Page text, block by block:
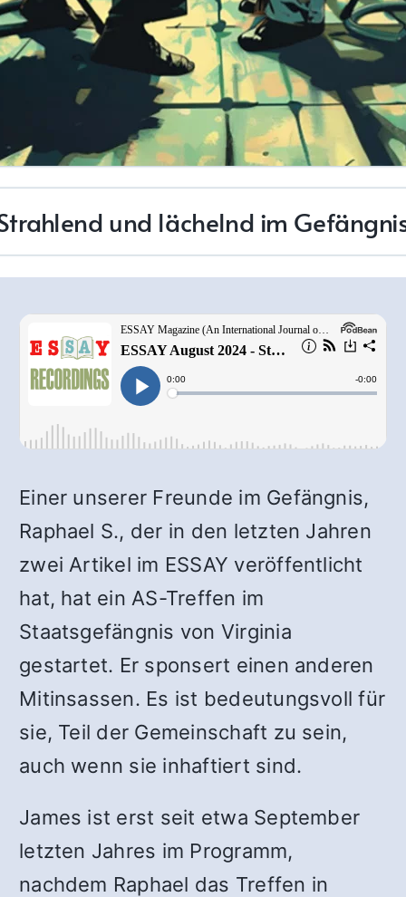
und lächelnd im
Einer unserer Freunde im Gefängnis,
Raphael S., der in den letzten Jahren
zwei Artikel im ESSAY veröffentlicht
hat, hat ein AS-Treffen im
Staatsgefängnis von Virginia
gestartet. Er sponsert einen anderen
Mitinsassen. Es ist bedeutungsvoll für
sie, Teil der Gemeinschaft zu sein,
auch wenn sie inhaftiert sind.
James ist erst seit etwa September
letzten Jahres im Programm,
nachdem Raphael das Treffen in